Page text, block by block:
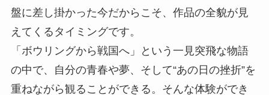
盤に差し掛かった今だからこそ、作品の全貌が見
えてくるタイミングです。
「ボウリングから戦国へ」という一見突飛な物語
の中で、自分の青春や夢、そして“あの日の挫折”を
重ねながら観ることができる。そんな体験ができ